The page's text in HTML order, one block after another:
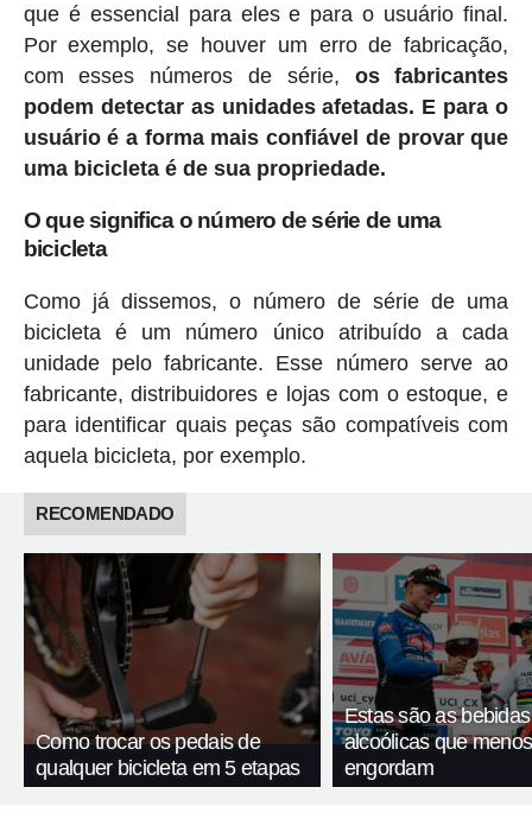
que é essencial para eles e para o usuário final.
Por exemplo, se houver um erro de fabricação,
com esses números de série, os fabricantes
podem detectar as unidades afetadas. E para o
usuário é a forma mais confiável de provar que
uma bicicleta é de sua propriedade.
O que significa o número de série de uma
bicicleta
Como já dissemos, o número de série de uma
bicicleta é um número único atribuído a cada
unidade pelo fabricante. Esse número serve ao
fabricante, distribuidores e lojas com o estoque, e
para identificar quais peças são compatíveis com
aquela bicicleta, por exemplo.
RECOMENDADO
Como trocar os pedais de
qualquer bicicleta em 5 etapas
Estas são as bebidas
alcoólicas que menos
engordam